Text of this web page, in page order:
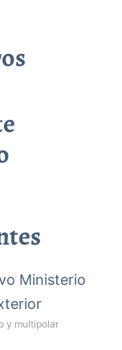
Ministerio
y multipolar